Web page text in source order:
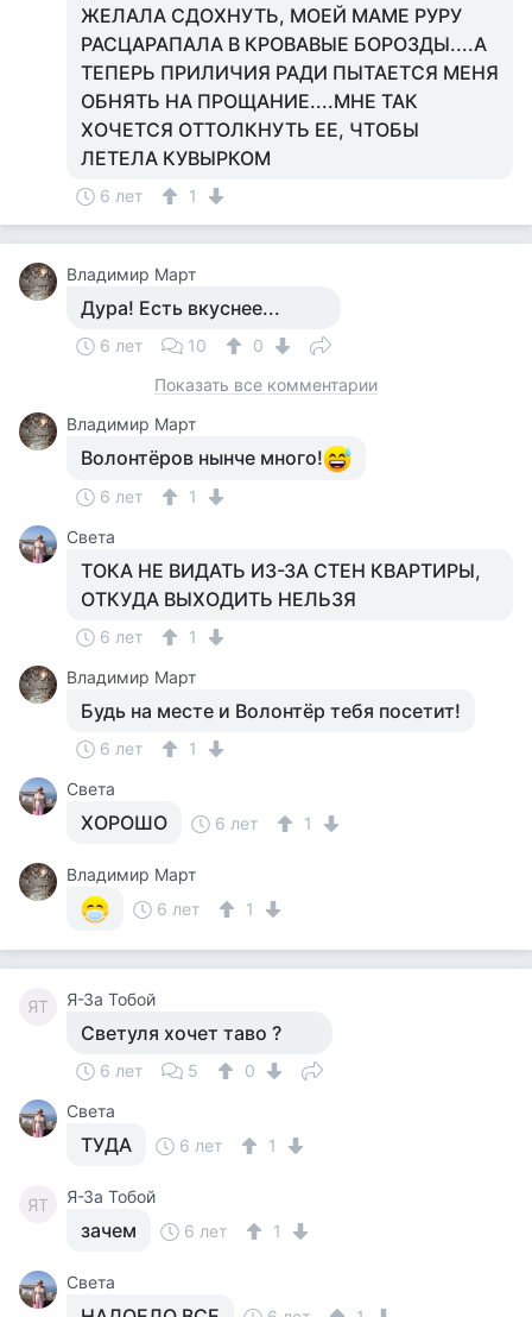
ЖЕЛАЛА СДОХНУТЬ, МОЕЙ МАМЕ РУРУ
РАСЦАРАПАЛА В КРОВАВЫЕ БОРОЗДЫ....А
ТЕПЕРЬ ПРИЛИЧИЯ РАДИ ПЫТАЕТСЯ МЕНЯ
ОБНЯТЬ НА ПРОЩАНИЕ....МНЕ ТАК
ХОЧЕТСЯ ОТТОЛКНУТЬ ЕЕ, ЧТОБЫ
ЛЕТЕЛА КУВЫРКОМ
6 лет 1
Владимир Март
Дура! Есть вкуснее...
6 лет 10
0
Показать все комментарии
Владимир Март
Волонтёров нынче много!
6 лет
1
Света
ТОКА НЕ ВИДАТЬ ИЗ-ЗА СТЕН КВАРТИРЫ,
ОТКУДА ВЫХОДИТЬ НЕЛЬЗЯ
6 лет
1
Владимир Март
Будь на месте и Волонтёр тебя посетит!
6 лет
1
Света
ХОРОШО 6 лет 1
Владимир Март
6 лет
1
ЯТ Я-За Тобой
Светуля хочет таво ?
6 лет 5
0
Света
ТУДА 6 лет 1
ЯТ Я-За Тобой
зачем 6 лет 1
Света